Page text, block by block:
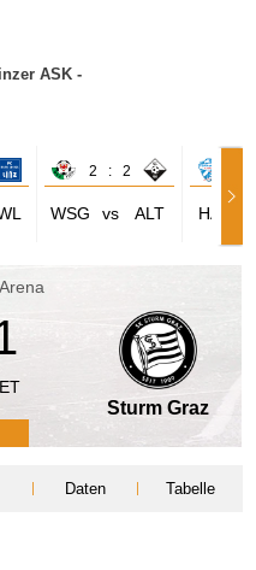
ASK -
2 : 2
WSG vs ALT HAR
Sturm Graz
Daten Tabelle